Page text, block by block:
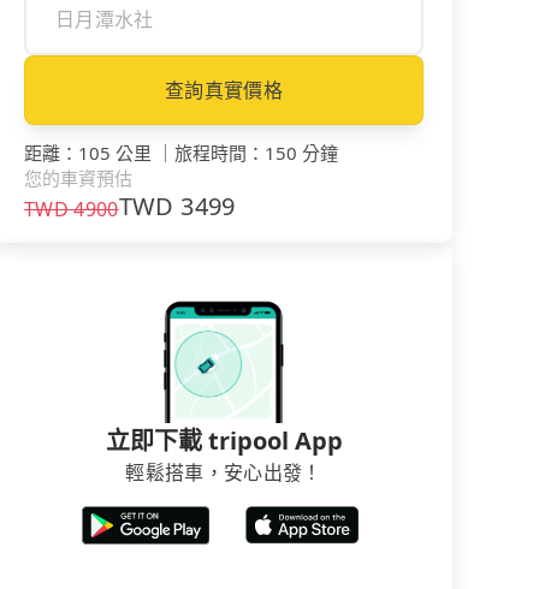
查詢真實價格
距離 ： 105 公里 ｜ 旅程時間 ： 150 分鐘
您的車資預估
TWD4900TWD 3499
立即下載 tripool App
輕鬆搭車，安心出發！